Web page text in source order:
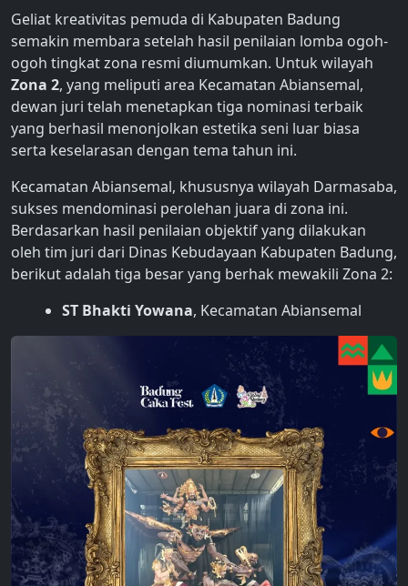
Geliat kreativitas pemuda di Kabupaten Badung
semakin membara setelah hasil penilaian lomba ogoh-
ogoh tingkat zona resmi diumumkan. Untuk wilayah
Zona 2, yang meliputi area Kecamatan Abiansemal,
dewan juri telah menetapkan tiga nominasi terbaik
yang berhasil menonjolkan estetika seni luar biasa
serta keselarasan dengan tema tahun ini.
Kecamatan Abiansemal, khususnya wilayah Darmasaba,
sukses mendominasi perolehan juara di zona ini.
Berdasarkan hasil penilaian objektif yang dilakukan
oleh tim juri dari Dinas Kebudayaan Kabupaten Badung,
berikut adalah tiga besar yang berhak mewakili Zona 2:
ST Bhakti Yowana, Kecamatan Abiansemal